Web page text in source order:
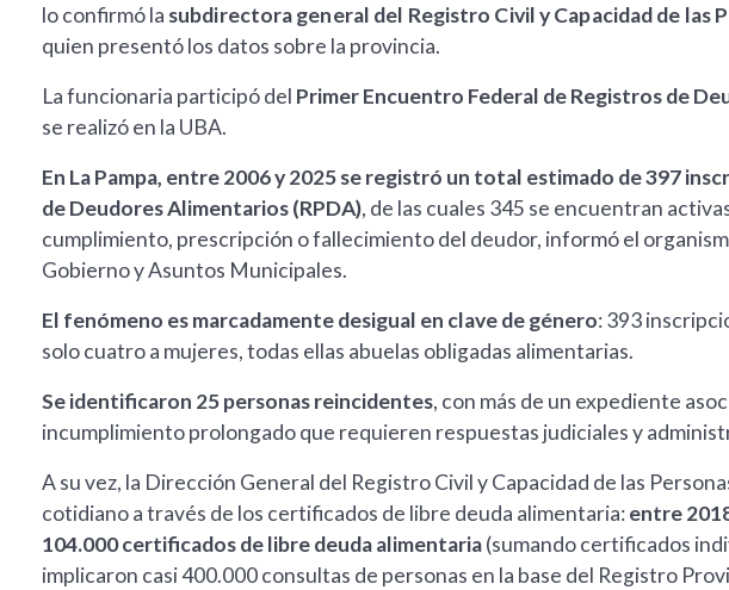
lo confirmó la subdirectora general del Registro Civil y Capacidad de las
quien presentó los datos sobre la provincia.
La funcionaria participó del Primer Encuentro Federal de Registros de
se realizó en la UBA.
En La Pampa, entre 2006 y 2025 se registró un total estimado de 397
de Deudores Alimentarios (RPDA), de las cuales 345 se encuentran
cumplimiento, prescripción o fallecimiento del deudor, informó el
Gobierno y Asuntos Municipales.
El fenómeno es marcadamente desigual en clave de género: 393
solo cuatro a mujeres, todas ellas abuelas obligadas alimentarias.
Se identificaron 25 personas reincidentes, con más de un expediente
incumplimiento prolongado que requieren respuestas judiciales y
A su vez, la Dirección General del Registro Civil y Capacidad de las
cotidiano a través de los certificados de libre deuda alimentaria:entre
104.000 certificados de libre deuda alimentaria(sumando certificados
implicaron casi 400.000 consultas de personas en la base del Registro